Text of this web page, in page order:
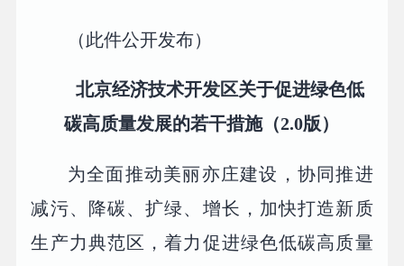
（此件公开发布）
北京经济技术开发区关于促进绿色低
碳高质量发展的若干措施（2.0版）
为全面推动美丽亦庄建设，协同推进
减污、降碳、扩绿、增长，加快打造新质
生产力典范区，着力促进绿色低碳高质量